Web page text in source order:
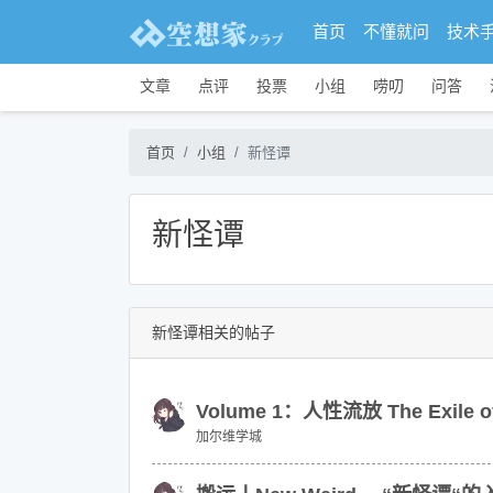
首页 不懂就问 技术
文章 点评 投票 小组 唠叨 问答
首页 小组 新怪谭
新怪谭
新怪谭相关的帖子
Volume 1：人性流放 The Exile
加尔维学城